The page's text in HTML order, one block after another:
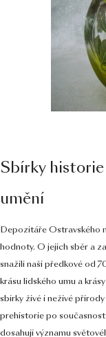
Sbírky historie
umění
Depozitáře Ostravského
hodnoty. O jejich sběr a
snažili naši předkové od
krásu lidského umu a
sbírky živé i neživé
prehistorie po
dosahují významu